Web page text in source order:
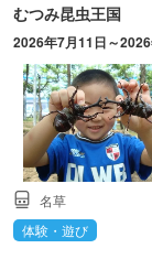
むつみ昆虫王国
名草
体験・遊び